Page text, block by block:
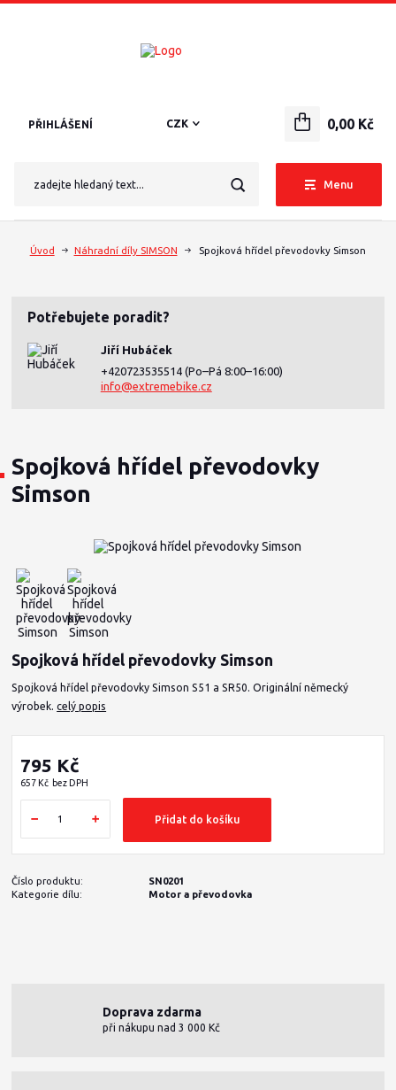
Menu
CZK
PŘIHLÁŠENÍ 0,00 Kč
Úvod Náhradní díly SIMSON Spojková hřídel převodovky Simson
Potřebujete poradit?
Jiří Hubáček
+420723535514 (Po–Pá 8:00–16:00)
info@extremebike.cz
Spojková hřídel převodovky
Simson
Spojková hřídel převodovky Simson
Spojková hřídel převodovky Simson S51 a SR50. Originální německý
výrobek.celý popis
795 Kč
657 Kč bez DPH
Přidat do košíku
Číslo produktu:
SN0201
Kategorie dílu:
Motor a převodovka
Doprava zdarma
při nákupu nad 3 000 Kč